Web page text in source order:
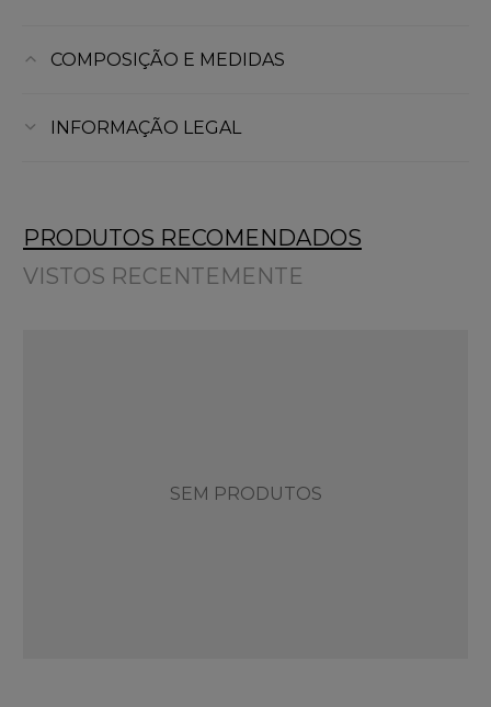
COMPOSIÇÃO E MEDIDAS
INFORMAÇÃO LEGAL
PRODUTOS RECOMENDADOS
VISTOS RECENTEMENTE
SEM PRODUTOS